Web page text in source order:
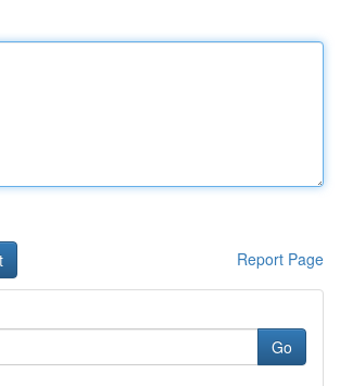
Report Page
Go